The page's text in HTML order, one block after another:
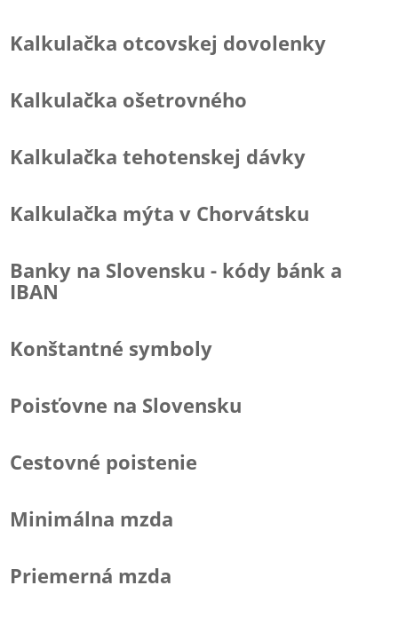
Kalkulačka otcovskej dovolenky
Kalkulačka ošetrovného
Kalkulačka tehotenskej dávky
Kalkulačka mýta v Chorvátsku
Banky na Slovensku - kódy bánk a
IBAN
Konštantné symboly
Poisťovne na Slovensku
Cestovné poistenie
Minimálna mzda
Priemerná mzda